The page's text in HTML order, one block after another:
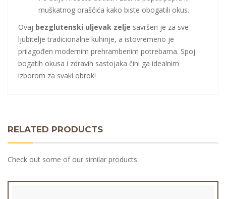
muškatnog oraščića kako biste obogatili okus.
Ovaj bezglutenski uljevak zelje savršen je za sve
ljubitelje tradicionalne kuhinje, a istovremeno je
prilagođen modernim prehrambenim potrebama. Spoj
bogatih okusa i zdravih sastojaka čini ga idealnim
izborom za svaki obrok!
RELATED PRODUCTS
Check out some of our similar products